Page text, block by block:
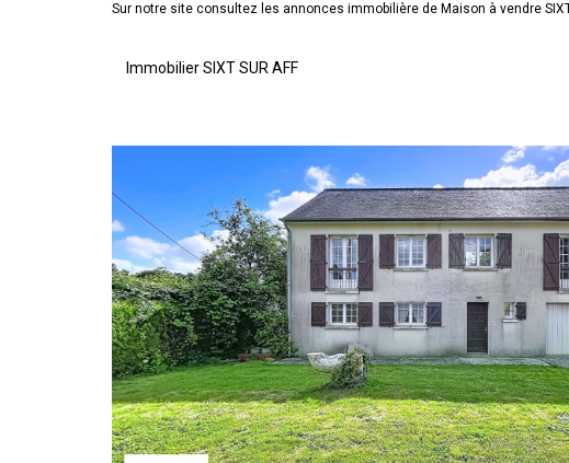
Sur notre site consultez les annonces immobilière de Maison à vendre
Immobilier SIXT SUR AFF